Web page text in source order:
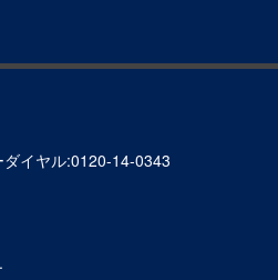
イヤル:0120-14-0343